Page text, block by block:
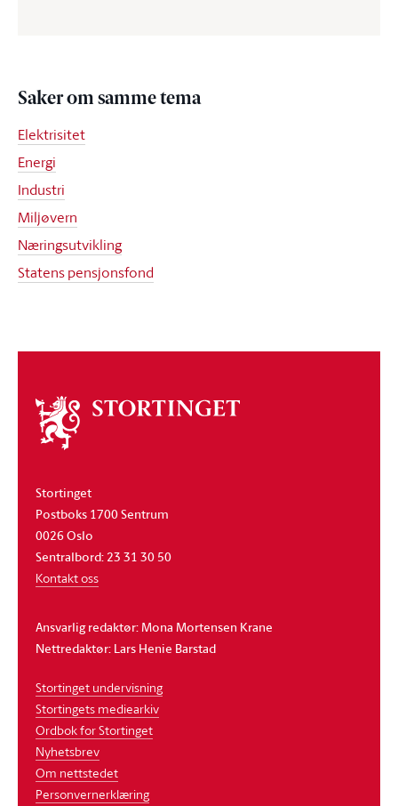
Saker om samme tema
Elektrisitet
Energi
Industri
Miljøvern
Næringsutvikling
Statens pensjonsfond
Om
stortinget
Stortinget
Postboks 1700 Sentrum
0026 Oslo
Sentralbord: 23 31 30 50
Kontakt oss
Ansvarlig redaktør: Mona Mortensen Krane
Nettredaktør: Lars Henie Barstad
Stortinget undervisning
Stortingets mediearkiv
Ordbok for Stortinget
Nyhetsbrev
Om nettstedet
Personvernerklæring